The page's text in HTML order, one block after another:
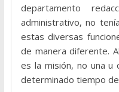
departamento
administrativo, no
estas diversas
de manera diferente.
es la misión, no una u
determinado tiempo